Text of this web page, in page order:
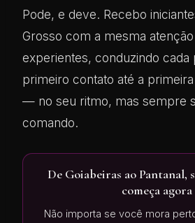
Pode, e deve. Recebo
Grosso com a mesma
experientes, conduzindo
primeiro contato até a
— no seu ritmo, mas sempre
comando.
De Goiabeiras ao Pantanal,
começa agora
Não importa se você mora